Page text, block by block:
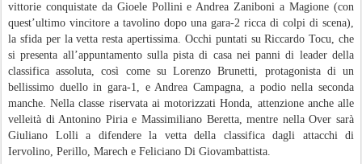
vittorie conquistate da Gioele Pollini e Andrea Zaniboni a Magione (con
quest’ultimo vincitore a tavolino dopo una gara-2 ricca di colpi di scena),
la sfida per la vetta resta apertissima. Occhi puntati su Riccardo Tocu, che
si presenta all’appuntamento sulla pista di casa nei panni di leader della
classifica assoluta, così come su Lorenzo Brunetti, protagonista di un
bellissimo duello in gara-1, e Andrea Campagna, a podio nella seconda
manche. Nella classe riservata ai motorizzati Honda, attenzione anche alle
velleità di Antonino Piria e Massimiliano Beretta, mentre nella Over sarà
Giuliano Lolli a difendere la vetta della classifica dagli attacchi di
Iervolino, Perillo, Marech e Feliciano Di Giovambattista.